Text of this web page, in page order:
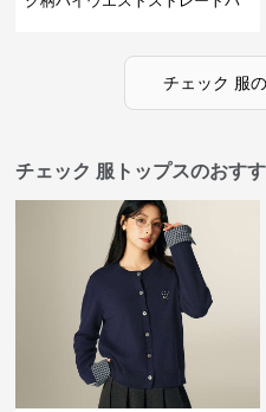
チェック 服の
チェック 服トップスのおす